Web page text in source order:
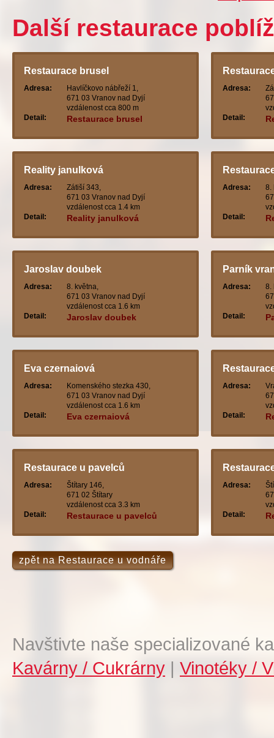
Další restaurace
Restaurace brusel
Adresa:
Havlíčkovo nábřeží 1,
671 03 Vranov nad Dyjí
vzdálenost cca 800 m
Detail:
Restaurace brusel
Adresa:
Detail:
Reality janulková
Adresa:
Zátiší 343,
671 03 Vranov nad Dyjí
vzdálenost cca 1.4 km
Detail:
Reality janulková
Adresa:
8.
Detail:
Jaroslav doubek
Adresa:
8. května,
671 03 Vranov nad Dyjí
vzdálenost cca 1.6 km
Detail:
Jaroslav doubek
Parník
Adresa:
8.
Detail:
Eva czernaiová
Adresa:
Komenského stezka 430,
671 03 Vranov nad Dyjí
vzdálenost cca 1.6 km
Detail:
Eva czernaiová
Adresa:
Detail:
Restaurace u pavelců
Adresa:
Štítary 146,
671 02 Štítary
vzdálenost cca 3.3 km
Detail:
Restaurace u pavelců
Adresa:
Detail:
zpět na Restaurace u vodnáře
Navštivte naše specializované
Kavárny / Cukrárny | Vinotéky /